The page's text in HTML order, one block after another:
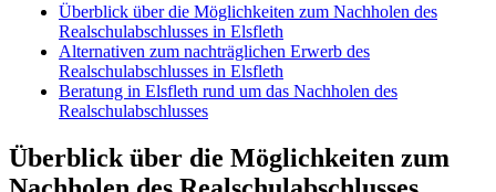
Überblick über die Möglichkeiten zum Nachholen des
Realschulabschlusses in Elsfleth
Alternativen zum nachträglichen Erwerb des
Realschulabschlusses in Elsfleth
Beratung in Elsfleth rund um das Nachholen des
Realschulabschlusses
Überblick über die Möglichkeiten zum